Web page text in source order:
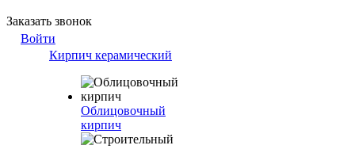
Заказать звонок
Войти
Кирпич керамический
Облицовочный
кирпич